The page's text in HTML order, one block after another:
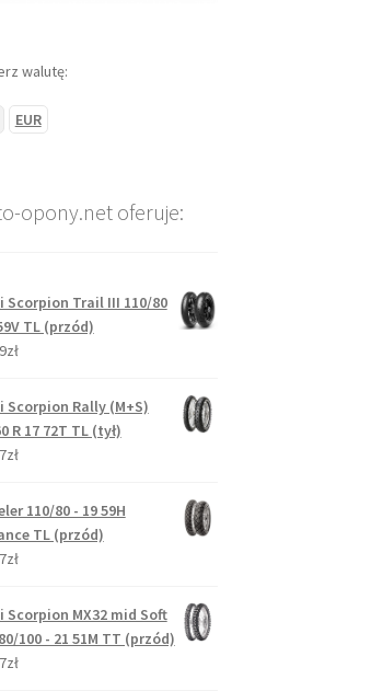
walutę:
EUR
opony.net oferuje:
Scorpion Trail III 110/80
TL (przód)
Scorpion Rally (M+S)
R 17 72T TL (tył)
110/80 - 19 59H
TL (przód)
Scorpion MX32 mid Soft
100 - 21 51M TT (przód)